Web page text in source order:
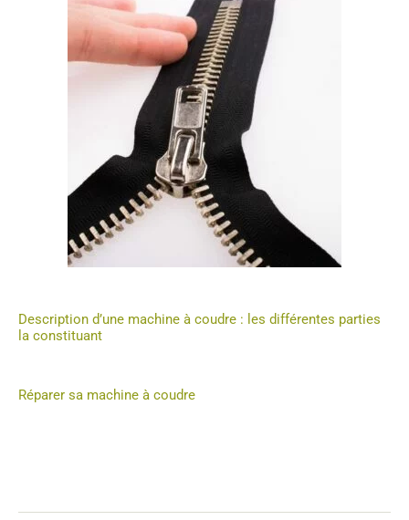
Description d’une machine à coudre : les différentes parties
la constituant
Réparer sa machine à coudre